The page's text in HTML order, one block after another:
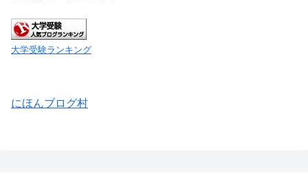
大学受験ランキング
にほんブログ村